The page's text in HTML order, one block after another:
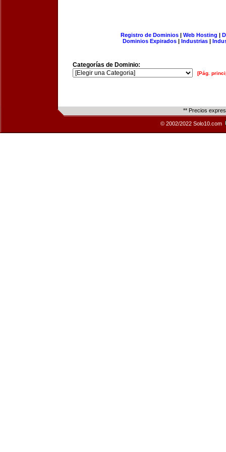
Registro de Dominios| Web Hosting |
Dominios Expirados | Industrias |
Categorías de Dominio:
[Pág.
** Precios
© 2002/2022 Solo10.com